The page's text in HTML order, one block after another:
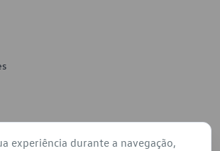
experiência durante a navegação,